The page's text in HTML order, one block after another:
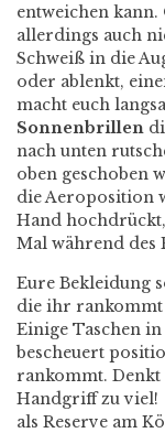
entweichen
allerdings auch
Schweiß in die
oder ablenkt,
macht euch
Sonnenbrillen
nach unten
oben geschoben
die Aeroposition
Hand
Mal während des
Eure Bekleidung
die ihr rankommt
Einige Taschen
bescheuert
rankommt. Denkt
Handgriff zu viel!
als Reserve am